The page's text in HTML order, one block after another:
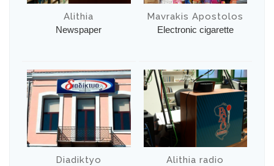
Alithia
Newspaper
Mavrakis Apostolos
Electronic cigarette
Diadiktyo Alithia radio